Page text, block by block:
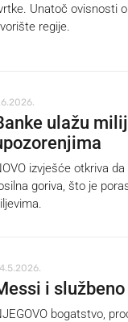
Unatoč ovisnosti
regije.
ulažu
izvješće otkriva
goriva, što je
i
bogatstvo,